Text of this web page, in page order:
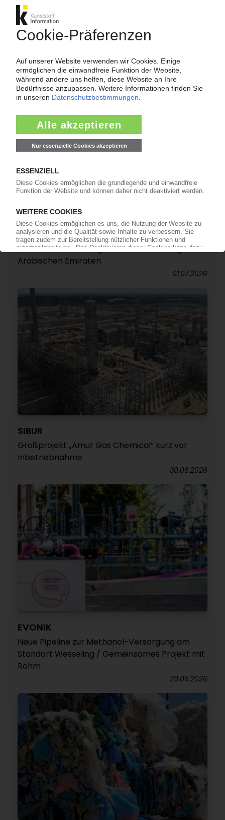
PUR
Polyether-Polyole: EU initiiert Anti-Dumping-
02.07.2026
COVESTRO
Deutlicher Ausbau der MDI-Produktion geplant
/ Neue Linien in Shanghai und den Vereinigten
Arabischen Emiraten
01.07.2026
SIBUR
Großprojekt „Amur Gas Chemical“ kurz vor
Inbetriebnahme
30.06.2026
EVONIK
Neue Pipeline zur Methanol-Versorgung am
Standort Wesseling / Gemeinsames Projekt mit
Röhm
29.06.2026